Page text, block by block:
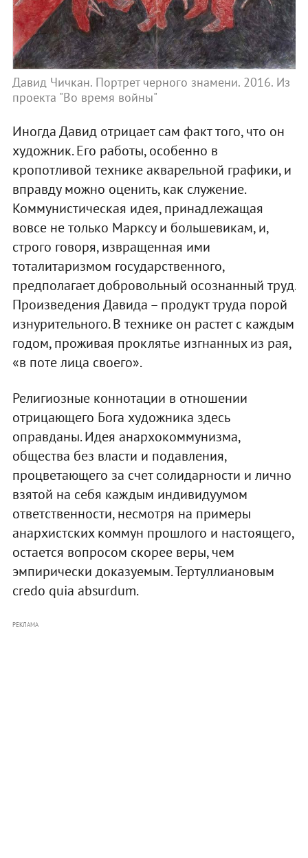
Давид Чичкан. Портрет черного знамени. 2016. Из
проекта "Во время войны"
Иногда Давид отрицает сам факт того, что он
художник. Его работы, особенно в
кропотливой технике акварельной графики, и
вправду можно оценить, как служение.
Коммунистическая идея, принадлежащая
вовсе не только Марксу и большевикам, и,
строго говоря, извращенная ими
тоталитаризмом государственного,
предполагает добровольный осознанный труд.
Произведения Давида – продукт труда порой
изнурительного. В технике он растет с каждым
годом, проживая проклятье изгнанных из рая,
«в поте лица своего».
Религиозные коннотации в отношении
отрицающего Бога художника здесь
оправданы. Идея анархокоммунизма,
общества без власти и подавления,
процветающего за счет солидарности и лично
взятой на себя каждым индивидуумом
ответственности, несмотря на примеры
анархистских коммун прошлого и настоящего,
остается вопросом скорее веры, чем
эмпирически доказуемым. Тертуллиановым
сredo quia absurdum.
РЕКЛАМА